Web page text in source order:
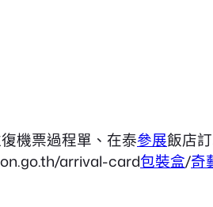
機票過程單、在泰參展飯店
arrival-card包裝盒/奇